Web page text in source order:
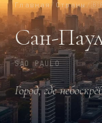
Главная/ Страны /
Сан-
SÃO PAULO
Город, где